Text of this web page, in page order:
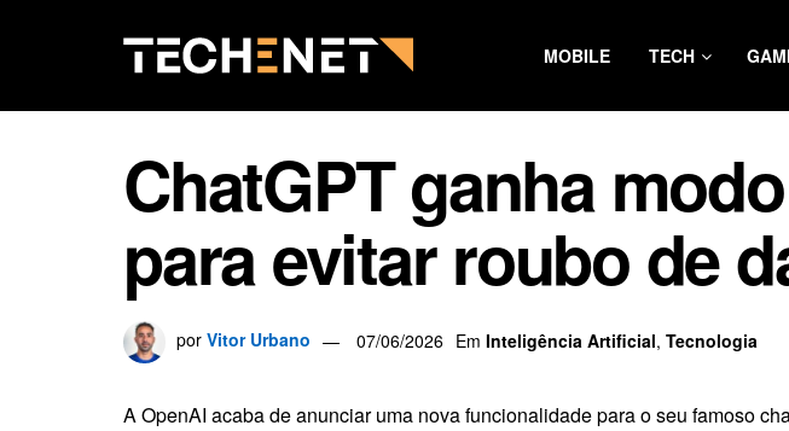
MOBILE TECH
ChatGPT ganha
para evitar roubo de
por Vitor Urbano 07/06/2026 Em Inteligência Artificial, Tecnologia
A OpenAI acaba de anunciar uma nova funcionalidade para o seu famoso